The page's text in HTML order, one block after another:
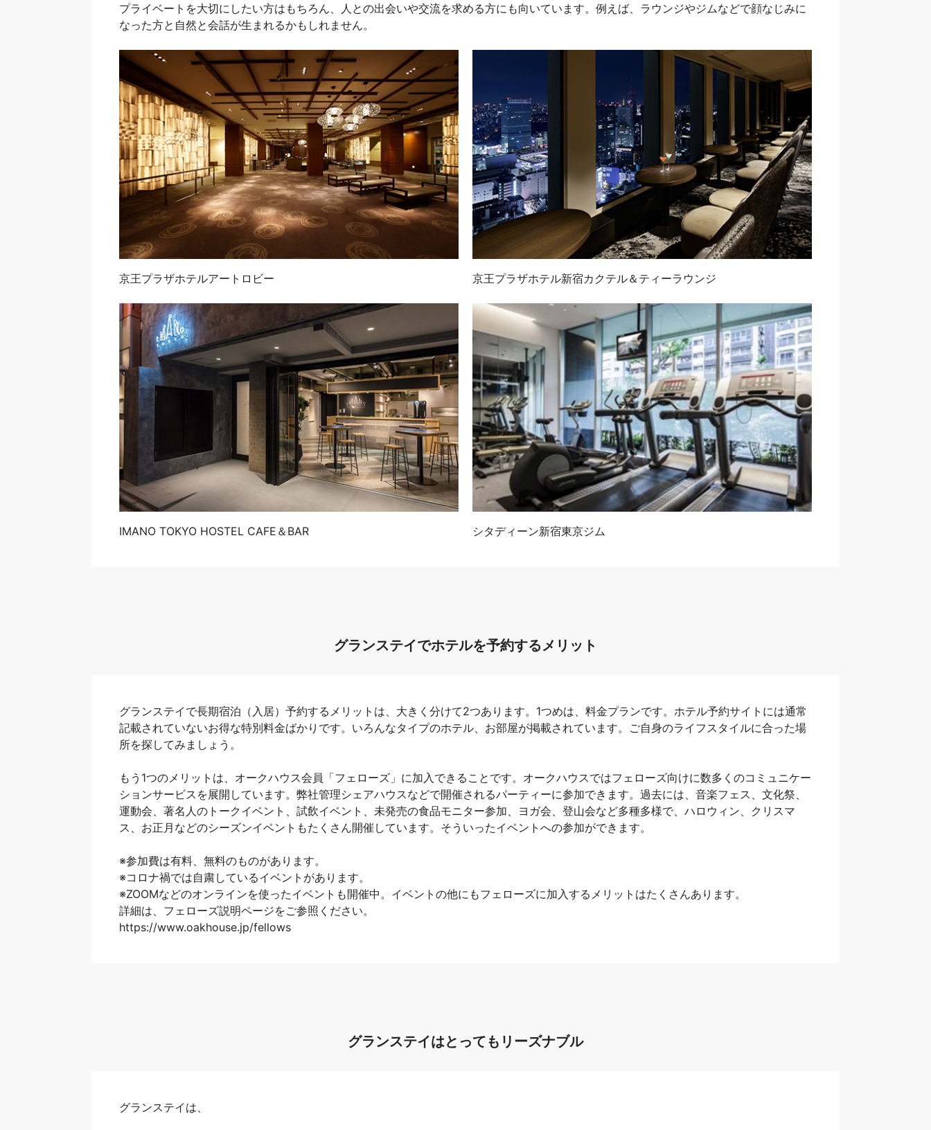
プライベートを大切にしたい方はもちろん、人との出会いや交流を求める方にも向いています。例えば、ラウンジやジムなどで顔なじみに
なった方と自然と会話が生まれるかもしれません。
京王プラザホテルアートロビー 京王プラザホテル新宿カクテル＆ティーラウンジ
IMANO TOKYO HOSTEL CAFE＆BAR シタディーン新宿東京ジム
グランステイでホテルを予約するメリット
グランステイで長期宿泊（入居）予約するメリットは、大きく分けて2つあります。1つめは、料金プランです。ホテル予約サイトには通常
記載されていないお得な特別料金ばかりです。いろんなタイプのホテル、お部屋が掲載されています。ご自身のライフスタイルに合った場
所を探してみましょう。
もう1つのメリットは、オークハウス会員「フェローズ」に加入できることです。オークハウスではフェローズ向けに数多くのコミュニケー
ションサービスを展開しています。弊社管理シェアハウスなどで開催されるパーティーに参加できます。過去には、音楽フェス、文化祭、
運動会、著名人のトークイベント、試飲イベント、未発売の食品モニター参加、ヨガ会、登山会など多種多様で、ハロウィン、クリスマ
ス、お正月などのシーズンイベントもたくさん開催しています。そういったイベントへの参加ができます。
※参加費は有料、無料のものがあります。
※コロナ禍では自粛しているイベントがあります。
※ZOOMなどのオンラインを使ったイベントも開催中。イベントの他にもフェローズに加入するメリットはたくさんあります。
詳細は、 フェローズ説明ページをご参照ください。
https://www.oakhouse.jp/fellows
グランステイはとってもリーズナブル
グランステイは、